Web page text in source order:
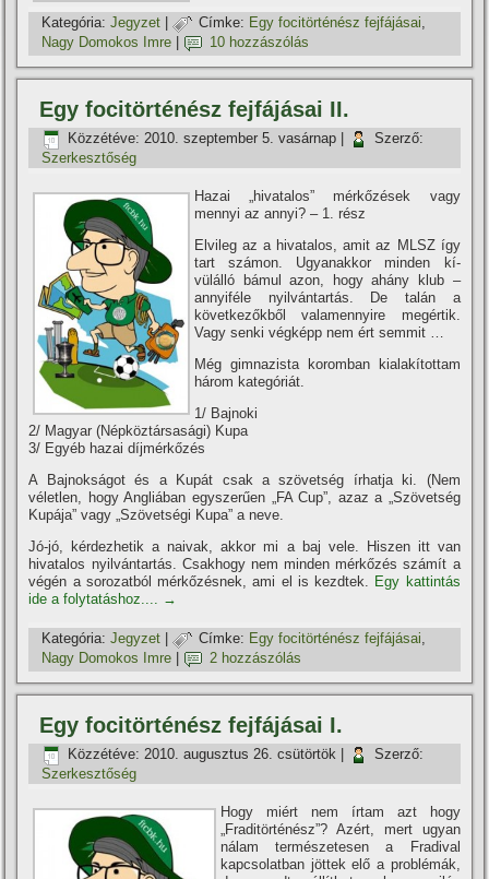
Kategória: Jegyzet | Címke: Egy focitörténész fejfájásai,
Nagy Domokos Imre
10 hozzászólás
Egy focitörténész fejfájásai II.
Közzétéve: 2010. szeptember 5. vasárnap
Szerző:
Szerkesztőség
Hazai „hivatalos” mérkőzések vagy
mennyi az annyi? – 1. rész
Elvileg az a hivatalos, amit az MLSZ í­gy
tart számon. Ugyanakkor minden kí­
vülálló bámul azon, hogy ahány klub –
annyiféle nyilvántartás. De talán a
következőkből valamennyire megértik.
Vagy senki végképp nem ért semmit …
Még gimnazista koromban kialakí­tottam
három kategóriát.
1/ Bajnoki
2/ Magyar (Népköztársasági) Kupa
3/ Egyéb hazai dí­jmérkőzés
A Bajnokságot és a Kupát csak a szövetség í­rhatja ki. (Nem
véletlen, hogy Angliában egyszerűen „FA Cup”, azaz a „Szövetség
Kupája” vagy „Szövetségi Kupa” a neve.
Jó-jó, kérdezhetik a naivak, akkor mi a baj vele. Hiszen itt van
hivatalos nyilvántartás. Csakhogy nem minden mérkőzés számí­t a
végén a sorozatból mérkőzésnek, ami el is kezdtek.
Egy kattintás
ide a folytatáshoz....
→
Kategória: Jegyzet | Címke: Egy focitörténész fejfájásai,
Nagy Domokos Imre
2 hozzászólás
Egy focitörténész fejfájásai I.
Közzétéve: 2010. augusztus 26. csütörtök
Szerző:
Szerkesztőség
Hogy miért nem í­rtam azt hogy
„Fraditörténész”? Azért, mert ugyan
nálam természetesen a Fradival
kapcsolatban jöttek elő a problémák,